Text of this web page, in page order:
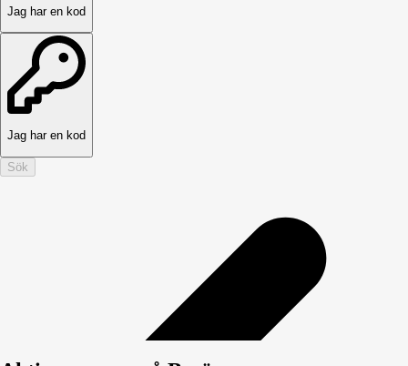
Jag har en kod
Jag har en kod
Sök